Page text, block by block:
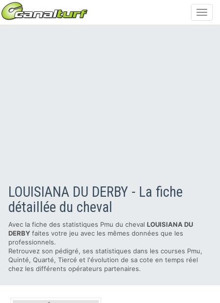
LOUISIANA DU DERBY - La fiche
détaillée du cheval
Avec la fiche des statistiques Pmu du cheval LOUISIANA DU
DERBY faites votre jeu avec les mêmes données que les
professionnels.
Retrouvez son pédigré, ses statistiques dans les courses Pmu,
Quinté, Quarté, Tiercé et l'évolution de sa cote en temps réel
chez les différents opérateurs partenaires.